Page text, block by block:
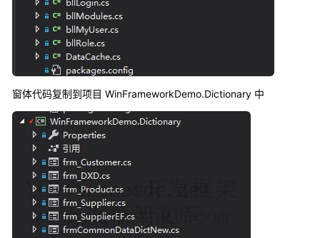
窗体代码复制到项目 WinFrameworkDemo.Dictionary 中